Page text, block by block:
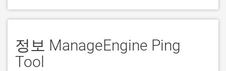
정보 ManageEngine Ping
Tool